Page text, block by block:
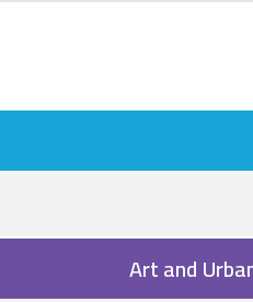
to main content
Art and